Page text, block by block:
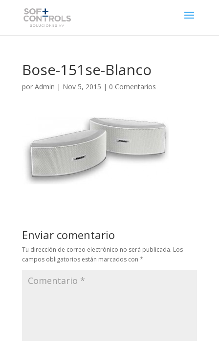
Bose-151se-Blanco
por Admin | Nov 5, 2015 | 0 Comentarios
Enviar comentario
Tu dirección de correo electrónico no será publicada. Los
campos obligatorios están marcados con *